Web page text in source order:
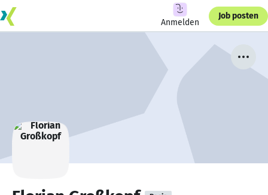
Anmelden
Job posten